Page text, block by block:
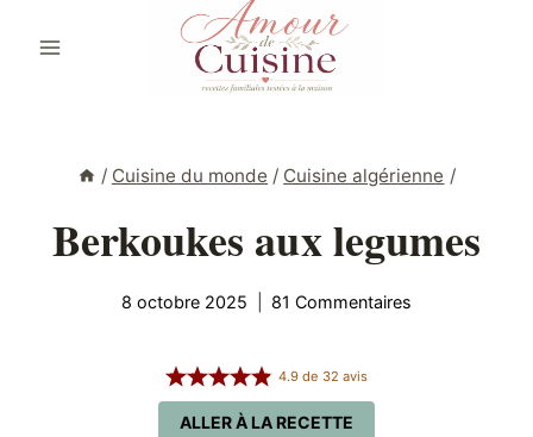
/ Cuisine du monde / Cuisine algérienne /
Berkoukes aux legumes
8 octobre 2025 81 Commentaires
ALLER À LA RECETTE
4.9de 32 avis